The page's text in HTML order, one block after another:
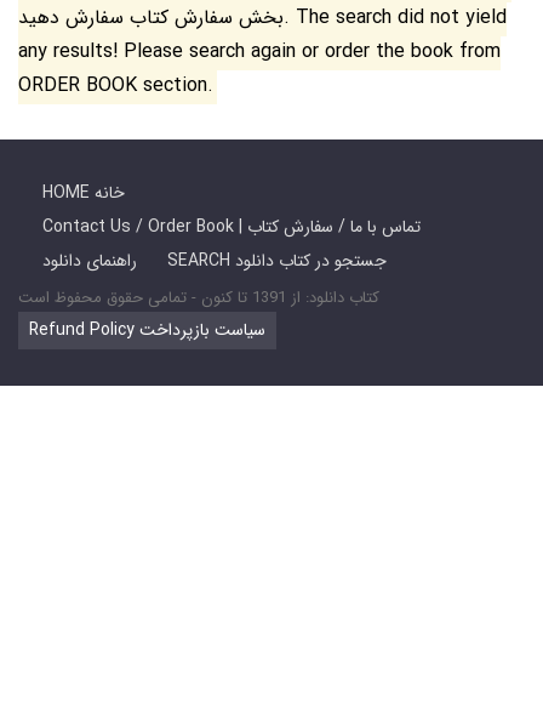
بخش سفارش کتاب سفارش دهید. The search did not yield
any results! Please search again or order the book from
ORDER BOOK section.
HOME خانه
Contact Us / Order Book | تماس با ما / سفارش کتاب
راهنمای دانلود
SEARCH جستجو در کتاب دانلود
کتاب دانلود: از 1391 تا کنون - تمامی حقوق محفوظ است
Refund Policy سیاست بازپرداخت